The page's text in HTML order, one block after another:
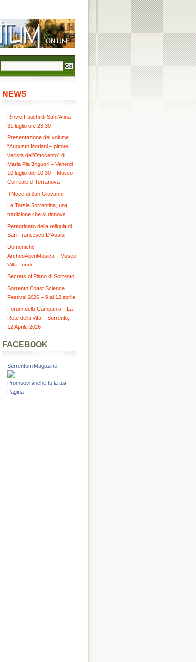
NEWS
Rinvio Fuochi di Sant’Anna –
31 luglio ore 23.30
Presentazione del volume
“Augusto Moriani – pittore
verista dell’Ottocento” di
Maria Pia Briguori – Venerdi
10 luglio alle 10.30 – Museo
Correale di Terranova
Il Noce di San Giovanni
La Tarsia Sorrentina, una
tradizione che si rinnova
Peregrinatio della reliquia di
San Francesco D’Assisi
Domeniche
ArcheoAperiMusica – Museo
Villa Fondi
Secrets of Piano di Sorrento
Sorrento Coast Science
Festival 2026 – 9 al 12 aprile
Forum della Campania – La
Rete della Vita – Sorrento,
12 Aprile 2026
FACEBOOK
Surrentum Magazine
Promuovi anche tu la tua
Pagina